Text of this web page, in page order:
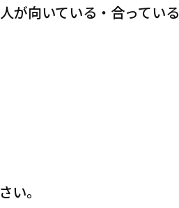
が向いている・合っている
い。